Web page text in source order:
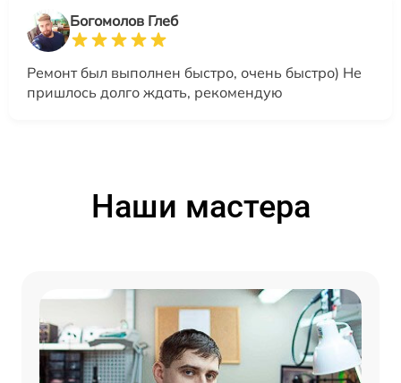
Богомолов Глеб
Ремонт был выполнен быстро, очень быстро) Не
пришлось долго ждать, рекомендую
Наши мастера